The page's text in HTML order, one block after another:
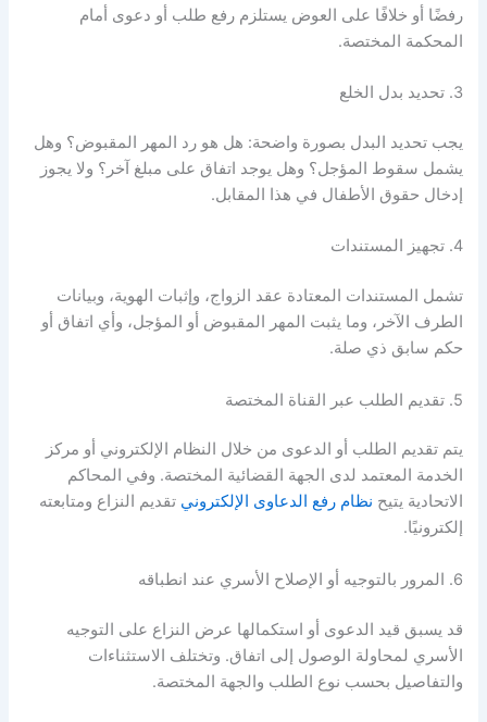
رفضًا أو خلافًا على العوض يستلزم رفع طلب أو دعوى أمام
المحكمة المختصة.
3. تحديد بدل الخلع
يجب تحديد البدل بصورة واضحة: هل هو رد المهر المقبوض؟ وهل
يشمل سقوط المؤجل؟ وهل يوجد اتفاق على مبلغ آخر؟ ولا يجوز
إدخال حقوق الأطفال في هذا المقابل.
4. تجهيز المستندات
تشمل المستندات المعتادة عقد الزواج، وإثبات الهوية، وبيانات
الطرف الآخر، وما يثبت المهر المقبوض أو المؤجل، وأي اتفاق أو
حكم سابق ذي صلة.
5. تقديم الطلب عبر القناة المختصة
يتم تقديم الطلب أو الدعوى من خلال النظام الإلكتروني أو مركز
الخدمة المعتمد لدى الجهة القضائية المختصة. وفي المحاكم
الاتحادية يتيح نظام رفع الدعاوى الإلكتروني تقديم النزاع ومتابعته
إلكترونيًا.
6. المرور بالتوجيه أو الإصلاح الأسري عند انطباقه
قد يسبق قيد الدعوى أو استكمالها عرض النزاع على التوجيه
الأسري لمحاولة الوصول إلى اتفاق. وتختلف الاستثناءات
والتفاصيل بحسب نوع الطلب والجهة المختصة.